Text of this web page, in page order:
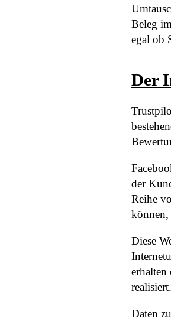
Beleg
egal ob
Der
der
Reihe
können,
Diese
erhalten
realisiert.
Daten